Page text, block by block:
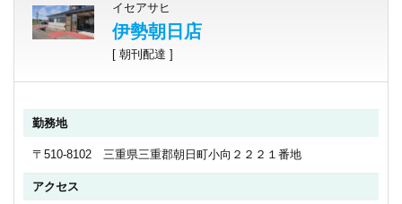
イセアサヒ
伊勢朝日店
[ 朝刊配達 ]
勤務地
〒510-8102 三重県三重郡朝日町小向２２２１番地
アクセス